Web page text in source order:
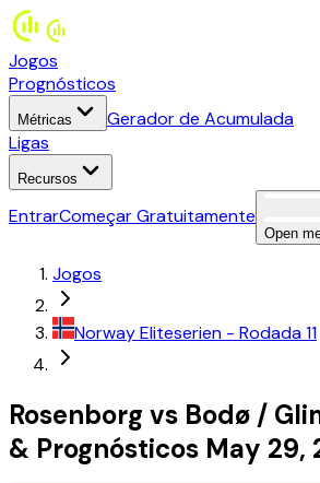
Jogos
Prognósticos
Métricas
Gerador de Acumulada
Ligas
Recursos
EntrarComeçar Gratuitamente
Open
Jogos
NorwayEliteserien - Rodada 11
Rosenborg vs Bodø /
& Prognósticos May 29,